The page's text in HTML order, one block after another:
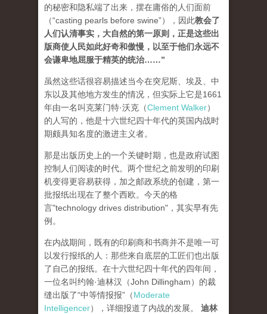
的秘密和隐私端了出来，摆在庸俗的人们面前
（“casting pearls before swine”），因此教会了
人们认清事实，大自然的第一原则，正是这些出
版商使人民如此好奇和傲慢，以至于他们永远不
会谦卑地屈服于精英的统治……”
虽然这些话很容易描述当今在突尼斯、埃及、中
东以及其他地方发生的情况，但实际上它是1661
年由一名叫克莱门特·沃克（Clement Walker）
的人写的，他是十六世纪四十年代的英国内战时
期颇具知名度的激进主义者。
那是出版历史上的一个关键时期，也是政府试图
控制人们阅读的时代。两个世纪之前发明的印刷
机变得更容易获得，加之邮政系统的创建，第一
批报纸出现在了整个西欧。今天的格
言"technology drives dis­tribution"，其实早有先
例。
在内战期间，既有的印刷商和书商并不是唯一可
以发行报纸的人：那些来自底层的工匠们也出版
了自己的报纸。在十六世纪四十年代的四年间，
一位名叫约翰·迪林汉（John Dillingham）的裁
缝出版了“中等情报报”（Moderate
Intelligencer），详细报道了内战的发展。 迪林